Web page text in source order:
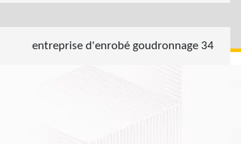
entreprise d'enrobé goudronnage 34